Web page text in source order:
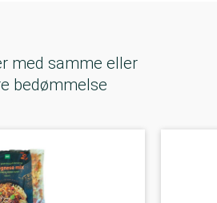
med samme eller
bedømmelse